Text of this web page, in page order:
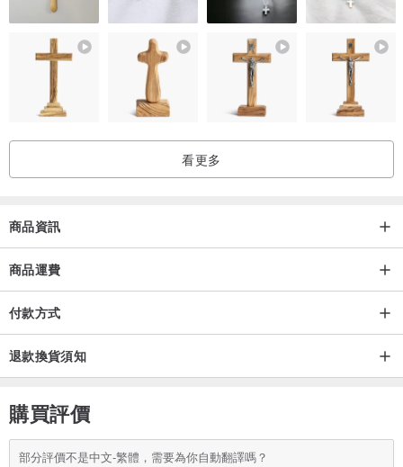
顏色：藍灰色
材質：聚酯纖維
尺寸：25"-26"腰圍/34"臀圍 長度:80cm
看更多
商品資訊
商品運費
付款方式
退款換貨須知
購買評價
部分評價不是中文-繁體，需要為你自動翻譯嗎？